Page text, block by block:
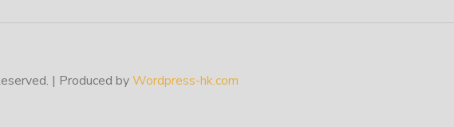
| Produced byWordpress-hk.com